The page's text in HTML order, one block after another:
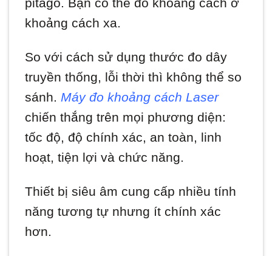
khoảng cách xa.
So với cách sử dụng thước đo dây
truyền thống, lỗi thời thì không thể so
sánh. Máy đo khoảng cách Laser
chiến thắng trên mọi phương diện:
tốc độ, độ chính xác, an toàn, linh
hoạt, tiện lợi và chức năng.
Thiết bị siêu âm cung cấp nhiều tính
năng tương tự nhưng ít chính xác
hơn.